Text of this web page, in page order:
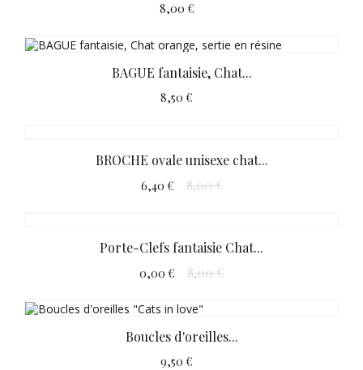
8,00 €
BAGUE fantaisie, Chat...
8,50 €
BROCHE ovale unisexe chat...
6,40 € 8,00 €
Porte-Clefs fantaisie Chat...
0,00 € 8,00 €
Boucles d'oreilles...
9,50 €